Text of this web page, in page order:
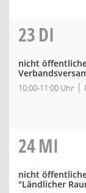
23DI
nicht
10:00-11:00 Uhr
24MI
nicht
"Ländlicher